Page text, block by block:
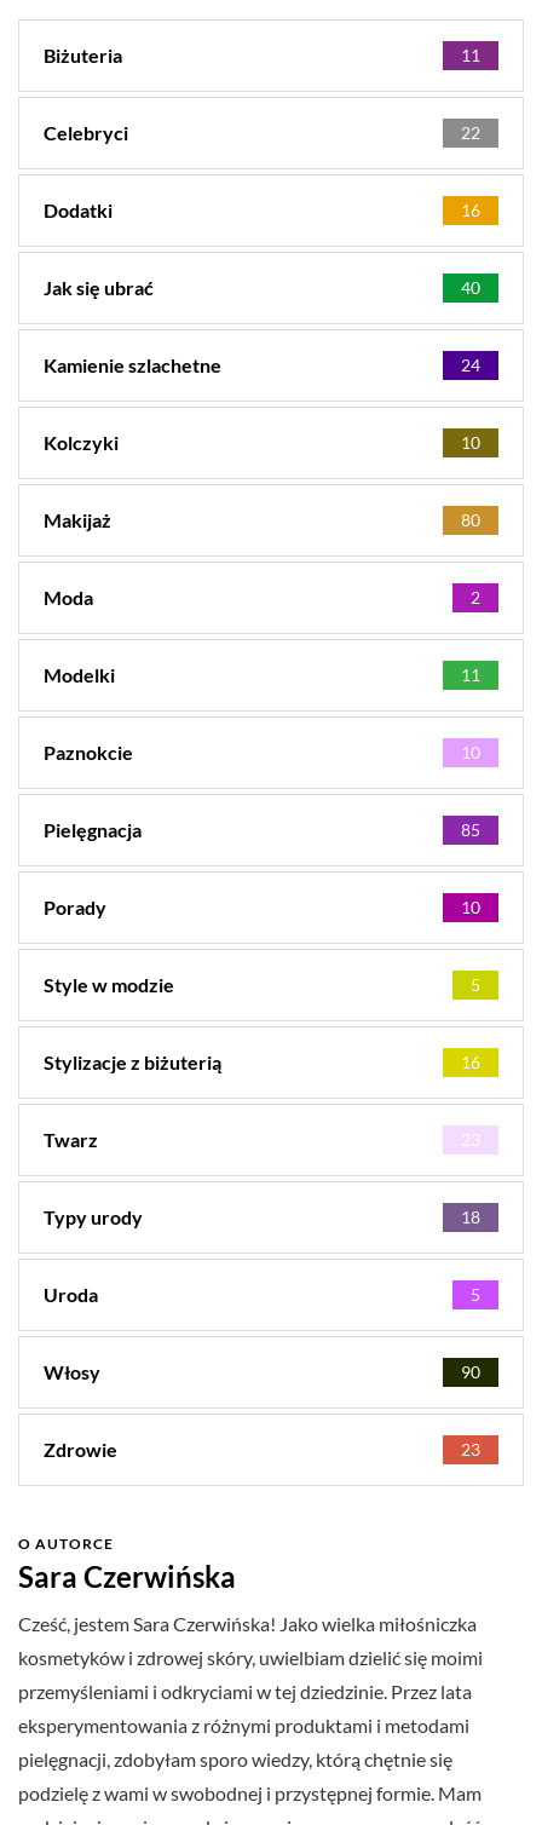
Biżuteria 11
Celebryci 22
Dodatki 16
Jak się ubrać 40
Kamienie szlachetne 24
Kolczyki 10
Makijaż 80
Moda 2
Modelki 11
Paznokcie 10
Pielęgnacja 85
Porady 10
Style w modzie 5
Stylizacje z biżuterią 16
Twarz 23
Typy urody 18
Uroda 5
Włosy 90
Zdrowie 23
O AUTORCE
Sara Czerwińska
Cześć, jestem Sara Czerwińska! Jako wielka miłośniczka
kosmetyków i zdrowej skóry, uwielbiam dzielić się moimi
przemyśleniami i odkryciami w tej dziedzinie. Przez lata
eksperymentowania z różnymi produktami i metodami
pielęgnacji, zdobyłam sporo wiedzy, którą chętnie się
podzielę z wami w swobodnej i przystępnej formie. Mam